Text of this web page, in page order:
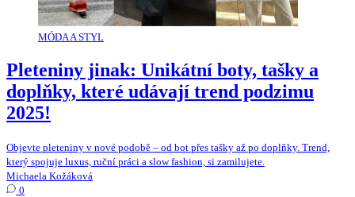
MÓDA A STYL
Pleteniny jinak: Unikátní boty, tašky a
doplňky, které udávají trend podzimu
2025!
Objevte pleteniny v nové podobě – od bot přes tašky až po doplňky. Trend,
který spojuje luxus, ruční práci a slow fashion, si zamilujete.
Michaela Kožáková
0